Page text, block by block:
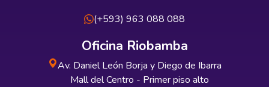
(+593) 963 088 088
Oficina Riobamba
Av. Daniel León Borja y Diego de Ibarra
Mall del Centro - Primer piso alto